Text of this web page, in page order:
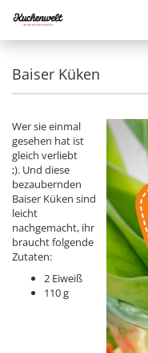
Baiser Küken
Wer sie einmal
gesehen hat ist
gleich verliebt
;). Und diese
bezaubernden
Baiser Küken sind
leicht
nachgemacht, ihr
braucht folgende
Zutaten:
2 Eiweiß
110 g